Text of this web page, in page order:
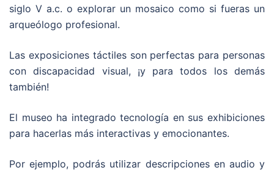
siglo V a.c. o explorar un mosaico como si fueras un
arqueólogo profesional.
Las exposiciones táctiles son perfectas para personas
con discapacidad visual, ¡y para todos los demás
también!
El museo ha integrado tecnología en sus exhibiciones
para hacerlas más interactivas y emocionantes.
Por ejemplo, podrás utilizar descripciones en audio y